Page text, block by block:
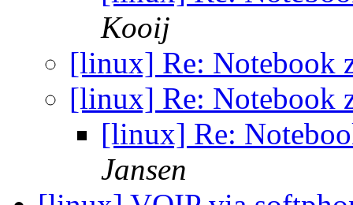
Kooij
[linux] Re: Notebook
[linux] Re: Notebook
[linux] Re:
Jansen